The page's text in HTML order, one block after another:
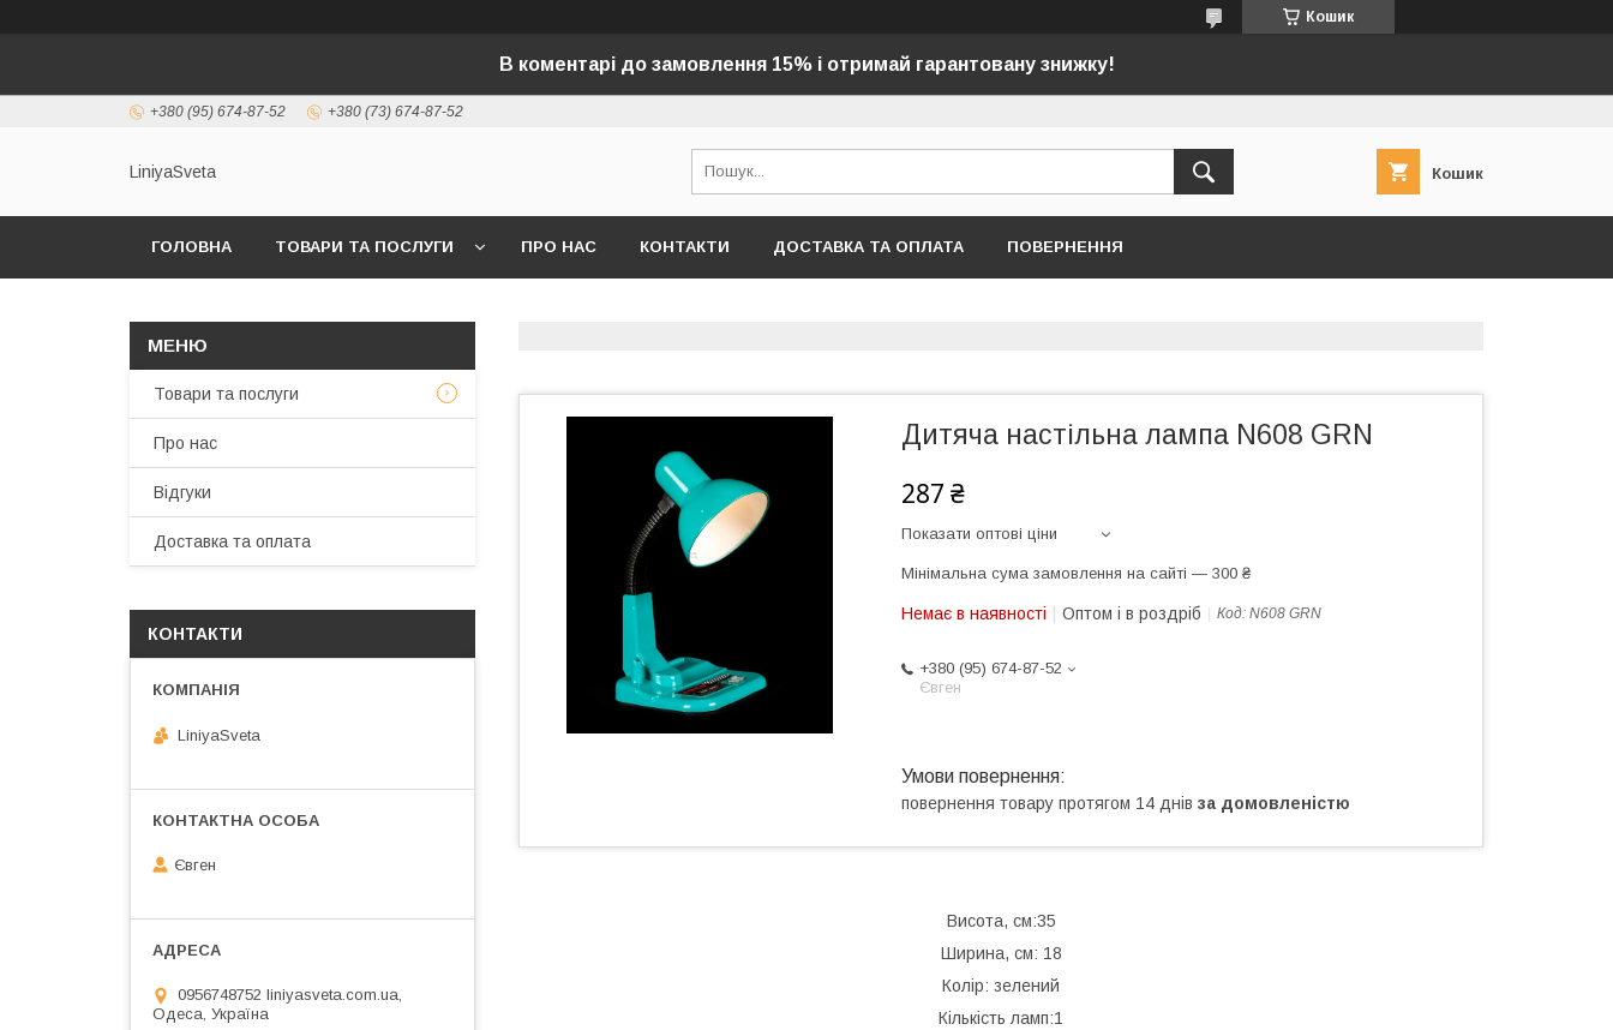
Кошик
В коментарі до замовлення 15% і отримай гарантовану знижку!
+380 (95) 674-87-52 +380 (73) 674-87-52
LiniyaSveta Кошик
ГОЛОВНА ТОВАРИ ТА ПОСЛУГИ ПРО НАС КОНТАКТИ ДОСТАВКА ТА ОПЛАТА ПОВЕРНЕННЯ
Дитяча настільна лампа N608 GRN
287 ₴
Показати оптові ціни
Мінімальна сума замовлення на сайті — 300 ₴
Немає в наявності Оптом і в роздріб Код: N608 GRN
+380 (95) 674-87-52
Євген
повернення товару протягом 14 днів за домовленістю
Висота, см:35
Ширина, см: 18
Колір: зелений
Кількість ламп:1
Товари та послуги
Про нас
Відгуки
Доставка та оплата
КОНТАКТИ
LiniyaSveta
Євген
0956748752 liniyasveta.com.ua,
Одеса, Україна